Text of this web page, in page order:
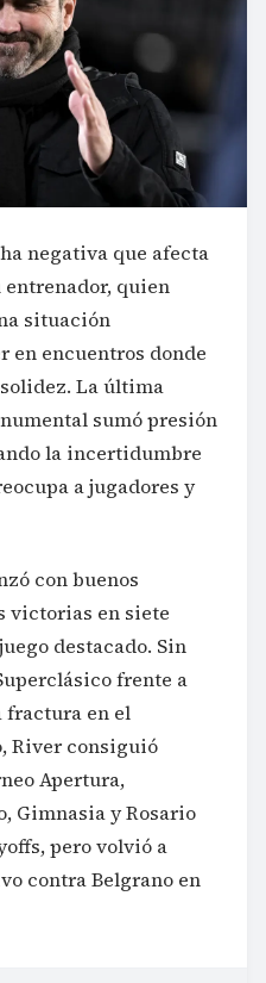
negativa que afecta
entrenador, quien
situación
en encuentros donde
La última
sumó presión
la incertidumbre
a jugadores y
con buenos
victorias en siete
destacado. Sin
frente a
fractura en el
River consiguió
Apertura,
Gimnasia y Rosario
pero volvió a
contra Belgrano en